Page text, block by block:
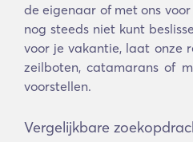
de eigenaar of met ons
nog steeds niet kunt
voor je vakantie, laat onze
zeilboten, catamarans of
voorstellen.
Vergelijkbare